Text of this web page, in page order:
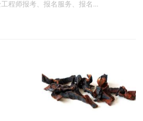
程师报考、报名服务、报名...